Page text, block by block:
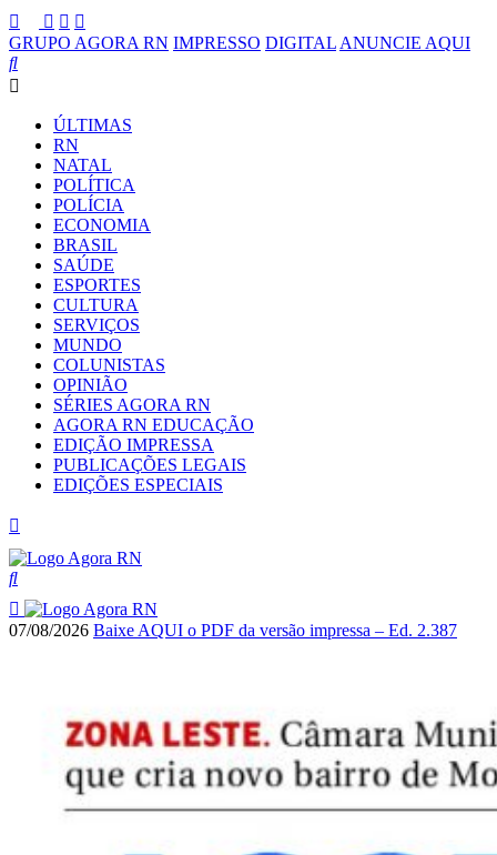
GRUPO AGORA RN IMPRESSO DIGITAL ANUNCIE AQUI
ÚLTIMAS
RN
NATAL
POLÍTICA
POLÍCIA
ECONOMIA
BRASIL
SAÚDE
ESPORTES
CULTURA
SERVIÇOS
MUNDO
COLUNISTAS
OPINIÃO
SÉRIES AGORA RN
AGORA RN EDUCAÇÃO
EDIÇÃO IMPRESSA
PUBLICAÇÕES LEGAIS
EDIÇÕES ESPECIAIS
07/08/2026 Baixe AQUI o PDF da versão impressa – Ed. 2.387